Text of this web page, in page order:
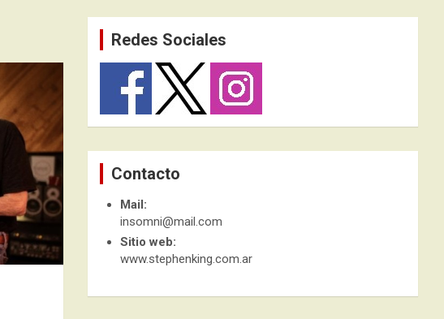
Redes Sociales
Contacto
Mail:
insomni@mail.com
Sitio web:
www.stephenking.com.ar